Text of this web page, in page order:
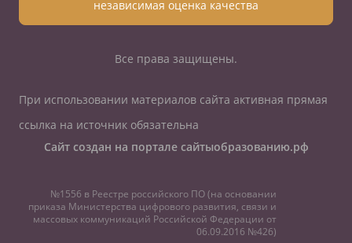
независимая оценка качества
Все права защищены.
При использовании материалов сайта активная прямая
ссылка на источник обязательна
Сайт создан на портале сайтыобразованию.рф
№1556 в Реестре российского ПО (на основании
приказа Министерства цифрового развития, связи и
массовых коммуникаций Российской Федерации от
06.09.2016 №426)